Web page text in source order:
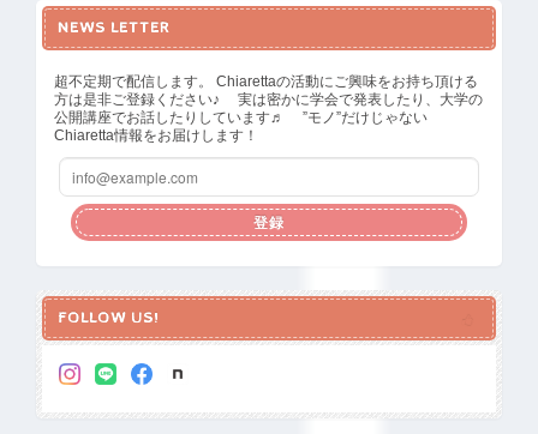
NEWS LETTER
超不定期で配信します。 Chiarettaの活動にご興味をお持ち頂ける
方は是非ご登録ください♪ 実は密かに学会で発表したり、大学の
公開講座でお話したりしています♬ ”モノ”だけじゃない
Chiaretta情報をお届けします！
登録
FOLLOW US!